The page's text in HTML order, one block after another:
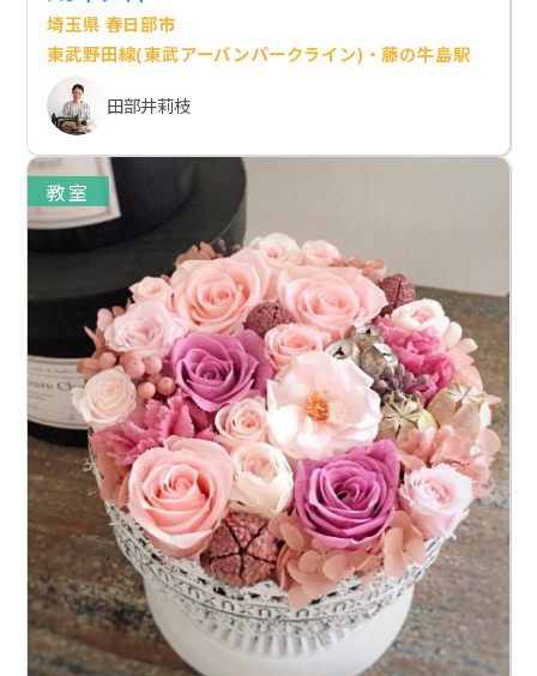
埼玉県 春日部市
東武野田線(東武アーバンパークライン)・藤の牛島駅
田部井莉枝
教室